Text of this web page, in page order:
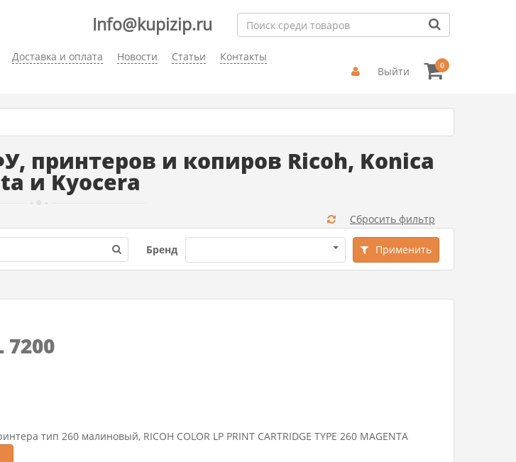
Доставка и оплата Новости Статьи Контакты
Info@kupizip.ru
Выйти 0
принтеров и копиров Ricoh, Konica
и Kyocera
Бренд Применить
Сбросить фильтр
7200
тип 260 малиновый, RICOH COLOR LP PRINT CARTRIDGE TYPE 260 MAGENTA